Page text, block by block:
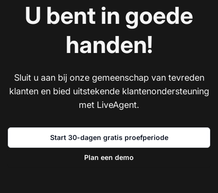
U bent in goede
handen!
Sluit u aan bij onze gemeenschap van tevreden
klanten en bied uitstekende klantenondersteuning
met LiveAgent.
Start 30-dagen gratis proefperiode
Plan een demo